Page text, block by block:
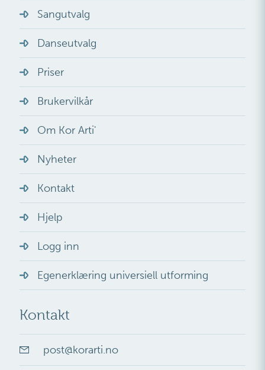
Sangutvalg
Danseutvalg
Priser
Brukervilkår
Om Kor Arti'
Nyheter
Kontakt
Hjelp
Logg inn
Egenerklæring universiell utforming
Kontakt
post@korarti.no